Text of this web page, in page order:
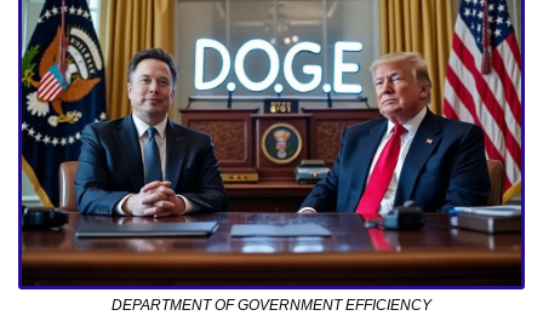
DEPARTMENT OF GOVERNMENT EFFICIENCY